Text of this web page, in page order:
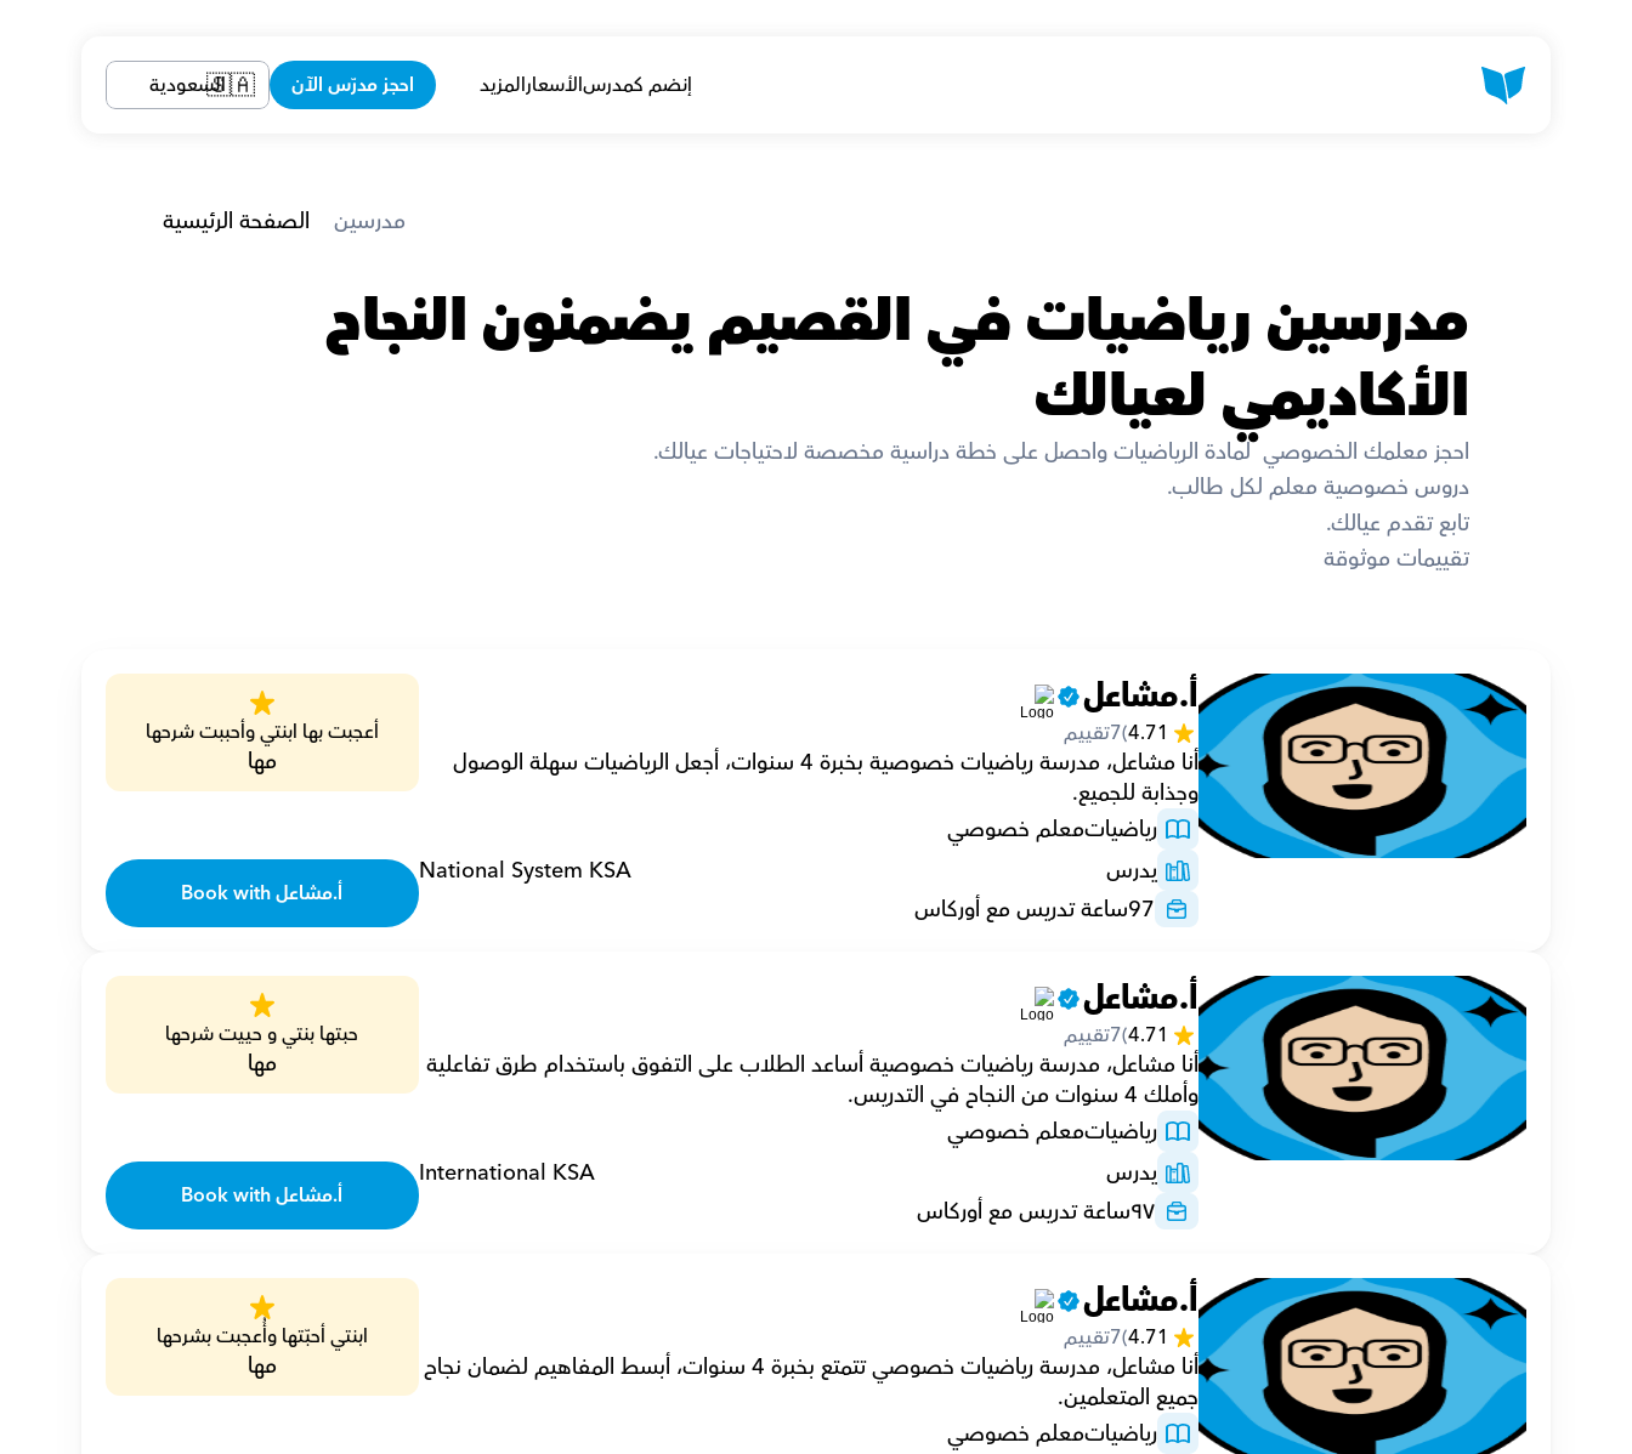
الصفحة الرئيسية مدرسين
الأكاديمي لعيالك
احجز معلمك الخصوصي  لمادة الرياضيات واحصل على خطة دراسية مخصصة لاحتياجات عيالك.
دروس خصوصية معلم لكل طالب.
تابع تقدم عيالك.
تقييمات موثوقة
أ.مشاعل
4.71
(
7تقييم
وجذابة للجميع.
رياضياتمعلم خصوصي
يدرس
National System KSA
97ساعة تدريس مع أوركاس
أعجبت بها ابنتي وأحببت شرحها
مها
Book with أ.مشاعل
أ.مشاعل
4.71
(
7تقييم
وأملك 4 سنوات من النجاح في التدريس.
رياضياتمعلم خصوصي
يدرس
International KSA
٩٧ساعة تدريس مع أوركاس
حبتها بنتي و حييت شرحها
مها
Book with أ.مشاعل
أ.مشاعل
4.71
(
7تقييم
جميع المتعلمين.
رياضياتمعلم خصوصي
ابنتي أحبّتها وأُعجبت بشرحها
مها
إنضم كمدرسالأسعارالمزيد احجز مدرّس الآن 🇸🇦السعودية